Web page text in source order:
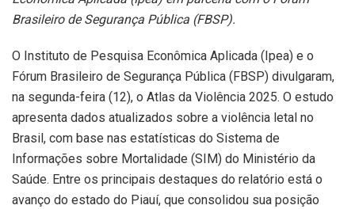
Brasileiro de Segurança Pública (FBSP).
O Instituto de Pesquisa Econômica Aplicada (Ipea) e o
Fórum Brasileiro de Segurança Pública (FBSP) divulgaram,
na segunda-feira (12), o Atlas da Violência 2025. O estudo
apresenta dados atualizados sobre a violência letal no
Brasil, com base nas estatísticas do Sistema de
Informações sobre Mortalidade (SIM) do Ministério da
Saúde. Entre os principais destaques do relatório está o
avanço do estado do Piauí, que consolidou sua posição